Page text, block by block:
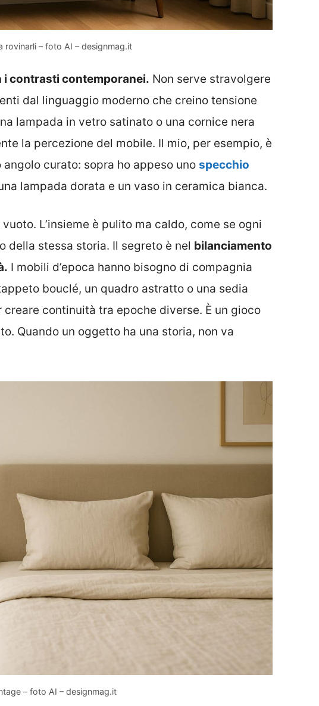
rovinarli – foto AI – designmag.it
i contrasti contemporanei. Non serve stravolgere
dal linguaggio moderno che creino tensione
lampada in vetro satinato o una cornice nera
la percezione del mobile. Il mio, per esempio, è
curato: sopra ho appeso uno specchio
lampada dorata e un vaso in ceramica bianca.
L’insieme è pulito ma caldo, come se ogni
della stessa storia. Il segreto è nel bilanciamento
I mobili d’epoca hanno bisogno di compagnia
bouclé, un quadro astratto o una sedia
continuità tra epoche diverse. È un gioco
Quando un oggetto ha una storia, non va
– foto AI – designmag.it